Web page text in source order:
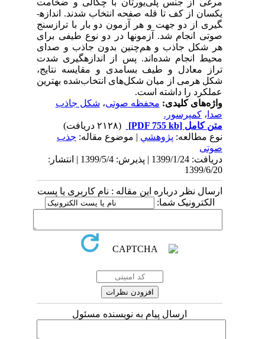
مرغی از جنس پلی‌یورتان ﺑﺎ چگالی و ضخامت
یکسان از کف تا قله صفحه انتخاب شدند. اندازه­
گیری از دو جهت و هر آزمون دو بار با ترازسنج
صوتی انجام شد. آزمون­ها در دو نوع طیفی برای
هر شکل جاذب و هم‌چنین بدون جاذب و صدای
محیط انجام شده‌اند. پس از اندازه­گیری شدت
تراز معادل و طیف بسامدی و مقایسه نتایج،
شکل هرمی از میان شکل‌های انتخاب‌شده بهترین
عملکرد را داشته است.
واژه‌های کلیدی:محفظه صوتی،شکل جاذب
صدا، کمپرسور.
متن کامل[PDF 755 kb]
نوع مطالعه:پژوهشي| موضوع مقاله:جذب‌
صوتی
دریافت: 1399/1/24 | پذیرش: 1399/5/4 | انتشار:
1399/6/20
ارسال نظر درباره این مقاله : نام کاربری یا پست
الکترونیک شما:
ارسال پیام به نویسنده مسئول